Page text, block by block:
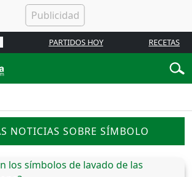
PARTIDOS HOY RECETAS
NOTICIAS SOBRE SÍMBOLO